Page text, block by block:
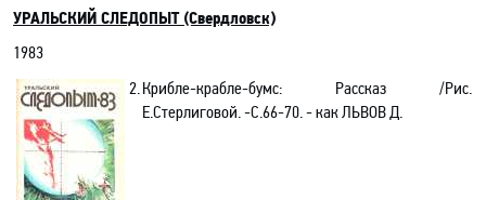
УРАЛЬСКИЙ СЛЕДОПЫТ (Свердловск)
1983
2.Крибле-крабле-бумс: Рассказ /Рис.
Е.Стерлиговой. -С.66-70.- как ЛЬВОВ Д.